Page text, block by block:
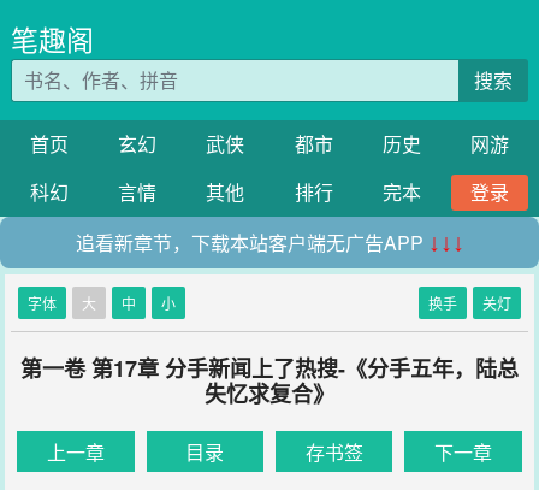
笔趣阁
搜索
首页 玄幻 武侠 都市 历史
网游
科幻
言情 其他 排行 完本
登录
追看新章节，下载本站客户端无广告APP ↓↓↓
字体 大 中 小 换手 关灯
第一卷 第17章 分手新闻上了热搜-《分手五年，陆总
失忆求复合》
上一章 目录 存书签 下一章